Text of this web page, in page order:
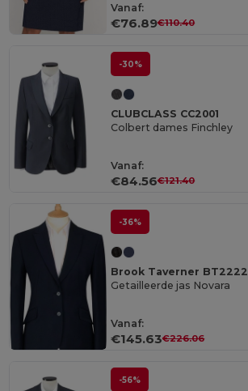
Vanaf:
€76.89€110.40
-30%
CLUBCLASS CC2001
Colbert dames Finchley
Vanaf:
€84.56€121.40
-36%
Brook Taverner BT2222
Getailleerde jas Novara
Vanaf:
€145.63€226.06
-56%